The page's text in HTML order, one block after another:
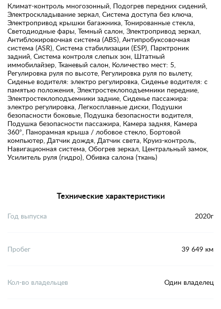
Климат-контроль многозонный, Подогрев передних сидений,
Электроскладывание зеркал, Система доступа без ключа,
Электропривод крышки багажника, Тонированные стекла,
Светодиодные фары, Темный салон, Электропривод зеркал,
Антиблокировочная система (ABS), Антипробуксовочная
система (ASR), Система стабилизации (ESP), Парктроник
задний, Система контроля слепых зон, Штатный
иммобилайзер, Тканевый салон, Количество мест: 5,
Регулировка руля по высоте, Регулировка руля по вылету,
Сиденье водителя: электро регулировка, Сиденье водителя: с
памятью положения, Электростеклоподъемники передние,
Электростеклоподъемники задние, Сиденье пассажира:
электро регулировка, Легкосплавные диски, Подушки
безопасности боковые, Подушка безопасности водителя,
Подушка безопасности пассажира, Камера задняя, Камера
360°, Панорамная крыша / лобовое стекло, Бортовой
компьютер, Датчик дождя, Датчик света, Круиз-контроль,
Навигационная система, Обогрев зеркал, Центральный замок,
Усилитель руля (гидро), Обивка салона (ткань)
Технические характеристики
Год выпуска 2020г
Пробег 39 649 км
Кол-во владельцев Один владелец